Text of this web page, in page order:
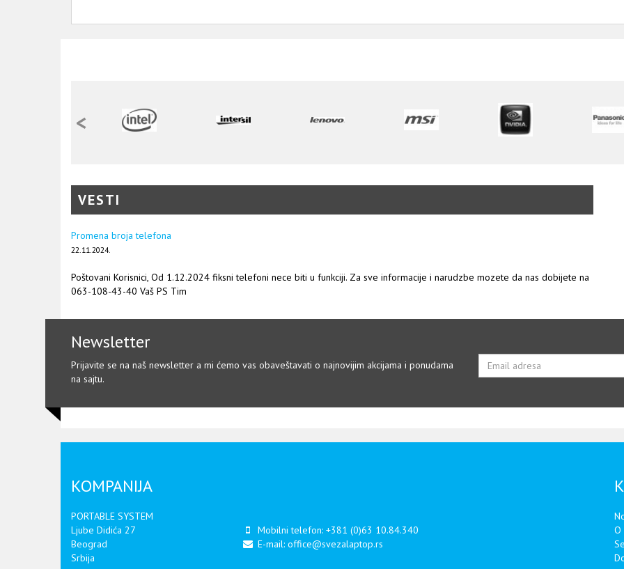
<
VESTI
Promena broja telefona
22.11.2024.
Poštovani Korisnici, Od 1.12.2024 fiksni telefoni nece biti u funkciji. Za sve informacije i narudzbe mozete da nas dobijete na
063-108-43-40 Vaš PS Tim
Newsletter
Prijavite se na naš newsletter a mi ćemo vas obaveštavati o najnovijim akcijama i ponudama
na sajtu.
KOMPANIJA
PORTABLE SYSTEM
Ljube Didića 27
Beograd
Srbija
Mobilni telefon: +381 (0)63 10.84.340
E-mail: office@svezalaptop.rs
O